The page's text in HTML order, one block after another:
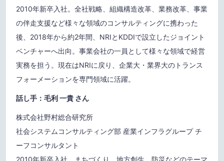
2010年新卒入社。全社戦略、組織構造改革、業務改革、事業
の伴走支援など様々な領域のコンサルティングに携わった
後、2018年から約2年間、NRIとKDDIで設立したジョイント
ベンチャーへ出向。事業会社の一員として様々な領域で経営
実務を担う。現在はNRIに戻り、企業大・業界大のトランス
フォーメーションを専門領域に活躍。
話し手：毛利 一貴 さん
株式会社野村総合研究所
社会システムコンサルティング部 産業インフラグループ チ
ーフコンサルタント